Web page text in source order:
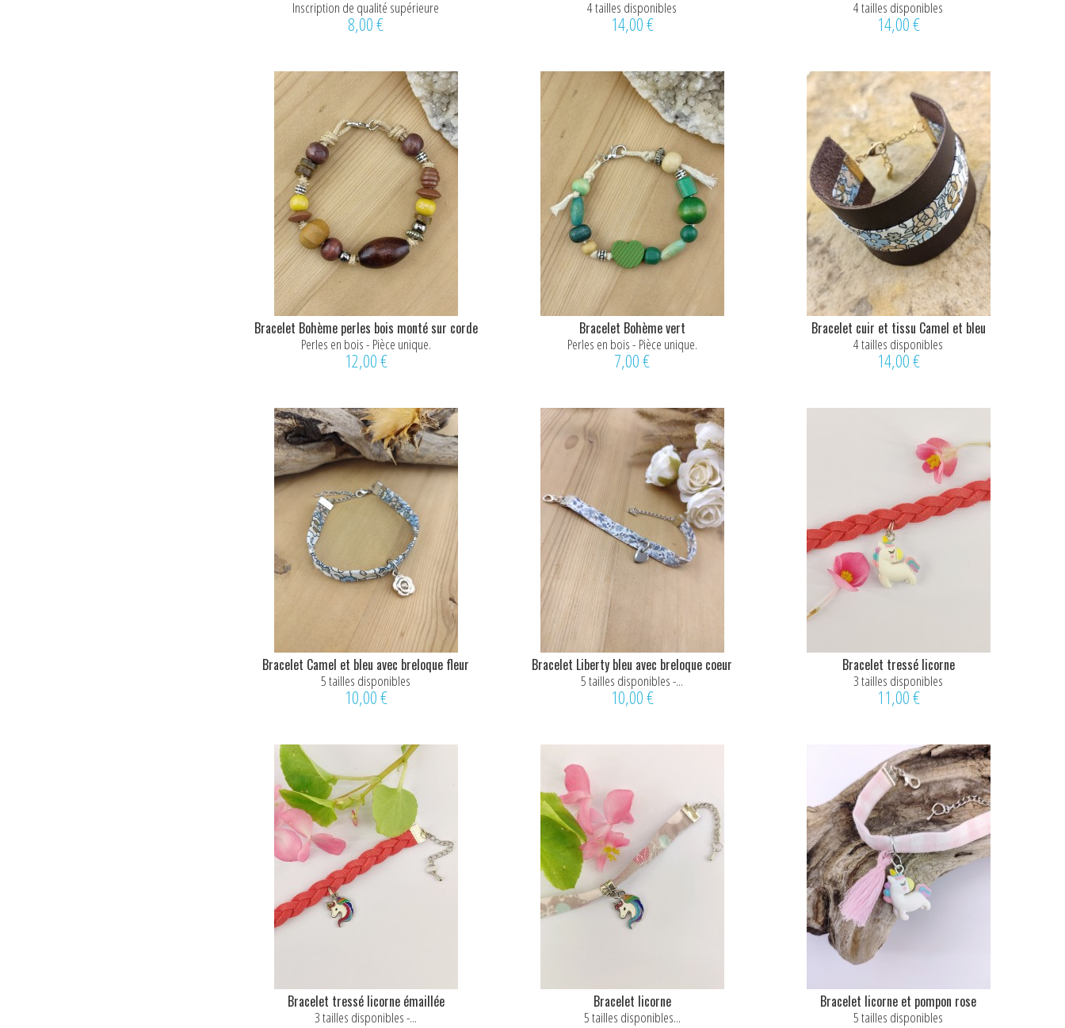
Inscription de qualité supérieure
8,00 €
4 tailles disponibles
14,00 €
4 tailles disponibles
14,00 €
Bracelet Bohème perles bois monté sur corde
Perles en bois - Pièce unique.
12,00 €
Bracelet Bohème vert
Perles en bois - Pièce unique.
7,00 €
Bracelet cuir et tissu Camel et bleu
4 tailles disponibles
14,00 €
Bracelet Camel et bleu avec breloque fleur
5 tailles disponibles
10,00 €
Bracelet Liberty bleu avec breloque coeur
personnalisable
5 tailles disponibles -...
10,00 €
Bracelet tressé licorne
3 tailles disponibles
11,00 €
Bracelet tressé licorne émaillée
3 tailles disponibles -...
Bracelet licorne
5 tailles disponibles...
Bracelet licorne et pompon rose
5 tailles disponibles